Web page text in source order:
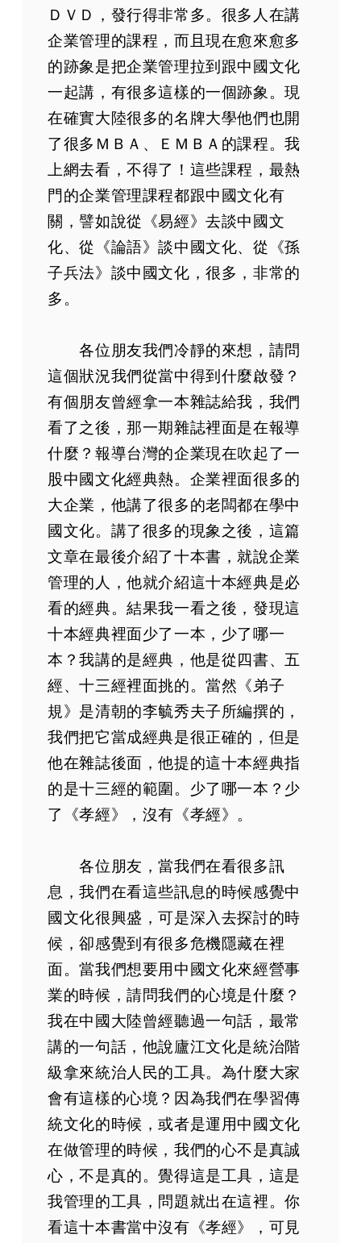
ＤＶＤ，發行得非常多。很多人在講
企業管理的課程，而且現在愈來愈多
的跡象是把企業管理拉到跟中國文化
一起講，有很多這樣的一個跡象。現
在確實大陸很多的名牌大學他們也開
了很多ＭＢＡ、ＥＭＢＡ的課程。我
上網去看，不得了！這些課程，最熱
門的企業管理課程都跟中國文化有
關，譬如說從《易經》去談中國文
化、從《論語》談中國文化、從《孫
子兵法》談中國文化，很多，非常的
多。
各位朋友我們冷靜的來想，請問
這個狀況我們從當中得到什麼啟發？
有個朋友曾經拿一本雜誌給我，我們
看了之後，那一期雜誌裡面是在報導
什麼？報導台灣的企業現在吹起了一
股中國文化經典熱。企業裡面很多的
大企業，他講了很多的老闆都在學中
國文化。講了很多的現象之後，這篇
文章在最後介紹了十本書，就說企業
管理的人，他就介紹這十本經典是必
看的經典。結果我一看之後，發現這
十本經典裡面少了一本，少了哪一
本？我講的是經典，他是從四書、五
經、十三經裡面挑的。當然《弟子
規》是清朝的李毓秀夫子所編撰的，
我們把它當成經典是很正確的，但是
他在雜誌後面，他提的這十本經典指
的是十三經的範圍。少了哪一本？少
了《孝經》，沒有《孝經》。
各位朋友，當我們在看很多訊
息，我們在看這些訊息的時候感覺中
國文化很興盛，可是深入去探討的時
候，卻感覺到有很多危機隱藏在裡
面。當我們想要用中國文化來經營事
業的時候，請問我們的心境是什麼？
我在中國大陸曾經聽過一句話，最常
講的一句話，他說廬江文化是統治階
級拿來統治人民的工具。為什麼大家
會有這樣的心境？因為我們在學習傳
統文化的時候，或者是運用中國文化
在做管理的時候，我們的心不是真誠
心，不是真的。覺得這是工具，這是
我管理的工具，問題就出在這裡。你
看這十本書當中沒有《孝經》，可見